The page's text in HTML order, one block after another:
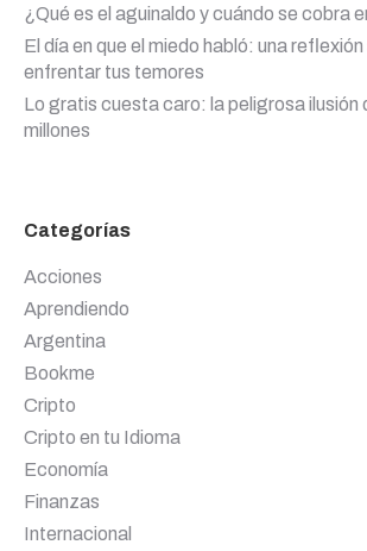
¿Qué es el aguinaldo y cuándo se cobra
El día en que el miedo habló: una
enfrentar tus temores
Lo gratis cuesta caro: la peligrosa ilusión
millones
Categorías
Acciones
Aprendiendo
Argentina
Bookme
Cripto
Cripto en tu Idioma
Economía
Finanzas
Internacional